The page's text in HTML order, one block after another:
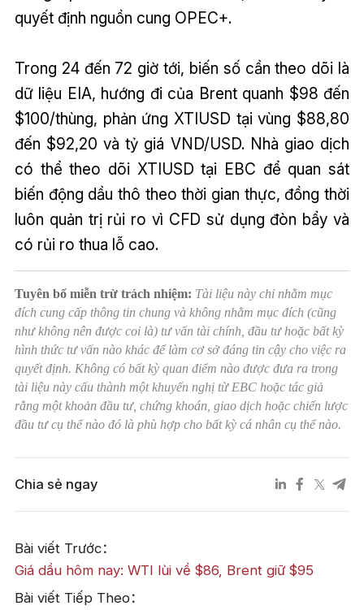
quyết định nguồn cung OPEC+.
Trong 24 đến 72 giờ tới, biến số cần theo dõi là
dữ liệu EIA, hướng đi của Brent quanh $98 đến
$100/thùng, phản ứng XTIUSD tại vùng $88,80
đến $92,20 và tỷ giá VND/USD. Nhà giao dịch
có thể theo dõi XTIUSD tại EBC để quan sát
biến động dầu thô theo thời gian thực, đồng thời
luôn quản trị rủi ro vì CFD sử dụng đòn bẩy và
có rủi ro thua lỗ cao.
Tuyên bố miễn trừ trách nhiệm: Tài liệu này chỉ nhằm mục
đích cung cấp thông tin chung và không nhằm mục đích (cũng
như không nên được coi là) tư vấn tài chính, đầu tư hoặc bất kỳ
hình thức tư vấn nào khác để làm cơ sở đáng tin cậy cho việc ra
quyết định. Không có bất kỳ quan điểm nào được đưa ra trong
tài liệu này cấu thành một khuyến nghị từ EBC hoặc tác giả
rằng một khoản đầu tư, chứng khoán, giao dịch hoặc chiến lược
đầu tư cụ thể nào đó là phù hợp cho bất kỳ cá nhân cụ thể nào.
Chia sẻ ngay
Bài viết Trước：
Giá dầu hôm nay: WTI lùi về $86, Brent giữ $95
Bài viết Tiếp Theo：